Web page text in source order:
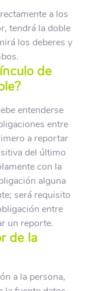
a los
tendrá la doble
los deberes y
de
entenderse
entre
a reportar
del último
con la
alguna
será requisito
entre
un reporte.
de la
a la persona,